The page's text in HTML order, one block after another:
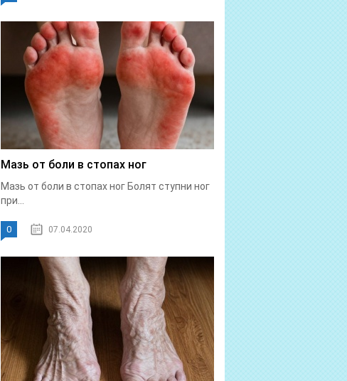
Мазь от боли в стопах ног
Мазь от боли в стопах ног Болят ступни ног
при...
0 07.04.2020